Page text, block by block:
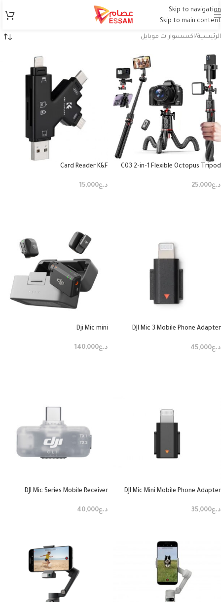
Skip to navigation
Skip to main content
الرئيسية اكسسوارات موبايل
C03 2-in-1 Flexible Octopus Tripod
د.ع25,000
Card Reader K&F
د.ع15,000
DJI Mic 3 Mobile Phone Adapter
د.ع45,000
Dji Mic mini
د.ع140,000
DJI Mic Mini Mobile Phone Adapter
د.ع35,000
DJI Mic Series Mobile Receiver
د.ع40,000